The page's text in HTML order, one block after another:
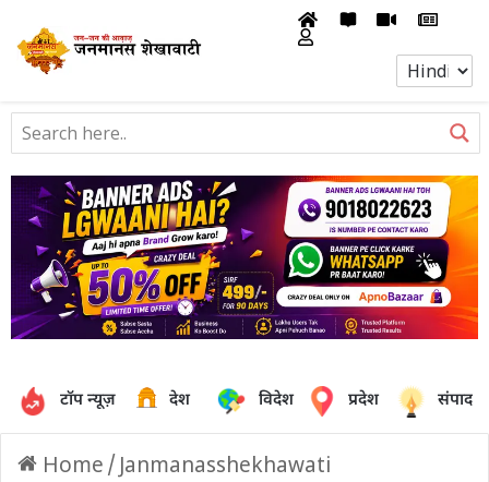
टॉप न्यूज़ देश विदेश प्रदेश
Home /Janmanasshekhawati